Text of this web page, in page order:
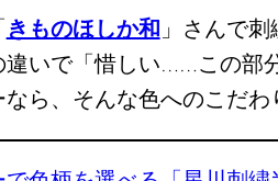
きものほしか和」さんで
いで「惜しい……この部
ら、そんな色へのこだわ